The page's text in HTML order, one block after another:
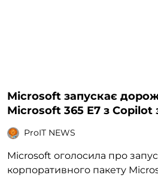
Microsoft запускає
Microsoft 365 E7 з Copilot
ProIT NEWS
Microsoft оголосила про
корпоративного пакету